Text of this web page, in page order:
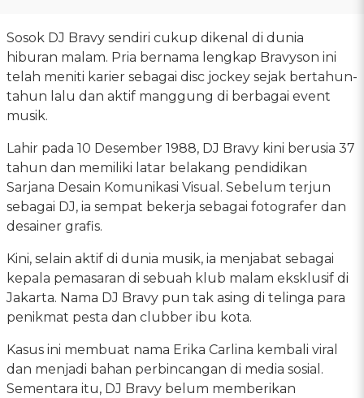
Sosok DJ Bravy sendiri cukup dikenal di dunia
hiburan malam. Pria bernama lengkap Bravyson ini
telah meniti karier sebagai disc jockey sejak bertahun-
tahun lalu dan aktif manggung di berbagai event
musik.
Lahir pada 10 Desember 1988, DJ Bravy kini berusia 37
tahun dan memiliki latar belakang pendidikan
Sarjana Desain Komunikasi Visual. Sebelum terjun
sebagai DJ, ia sempat bekerja sebagai fotografer dan
desainer grafis.
Kini, selain aktif di dunia musik, ia menjabat sebagai
kepala pemasaran di sebuah klub malam eksklusif di
Jakarta. Nama DJ Bravy pun tak asing di telinga para
penikmat pesta dan clubber ibu kota.
Kasus ini membuat nama Erika Carlina kembali viral
dan menjadi bahan perbincangan di media sosial.
Sementara itu, DJ Bravy belum memberikan